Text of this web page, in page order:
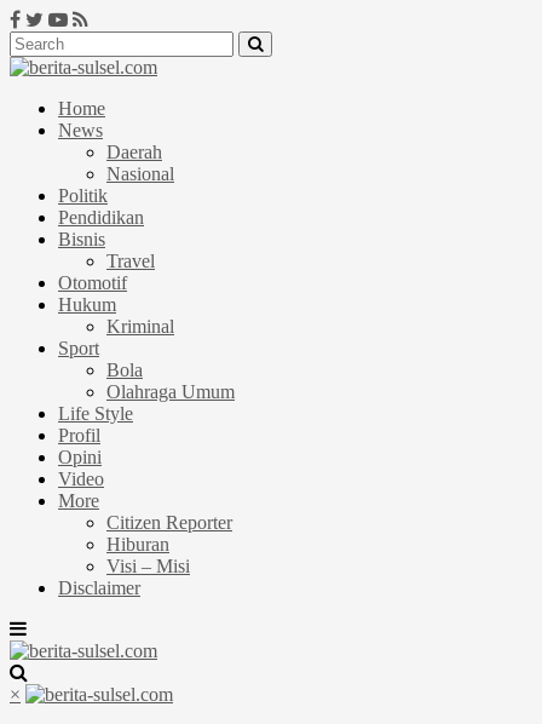
Home
News
Daerah
Nasional
Politik
Pendidikan
Bisnis
Travel
Otomotif
Hukum
Kriminal
Sport
Bola
Olahraga Umum
Life Style
Profil
Opini
Video
More
Citizen Reporter
Hiburan
Visi – Misi
Disclaimer
×